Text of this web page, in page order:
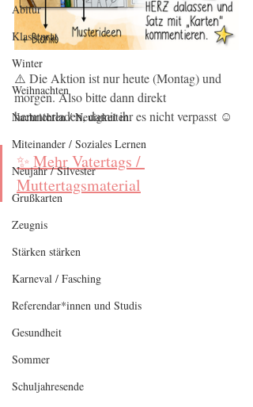
Abitur
Klassenrat
Winter
Weihnachten
Nachrichten / Neuigkeiten
Miteinander / Soziales Lernen
Neujahr / Silvester
Grußkarten
Zeugnis
Stärken stärken
Karneval / Fasching
Referendar*innen und Studis
Gesundheit
Sommer
Schuljahresende
⚠️ Die Aktion ist nur heute (Montag) und
morgen. Also bitte dann direkt
herunterladen, damit ihr es nicht verpasst ☺️
✨ Mehr Vatertags /
Muttertagsmaterial